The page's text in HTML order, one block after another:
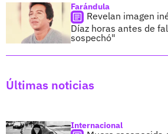
Farándula
Revelan imagen
Díaz horas antes de
sospechó"
Últimas noticias
Internacional